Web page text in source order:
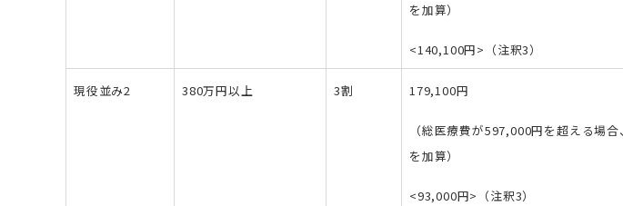
を加算）
<140,100円>（注釈3）
現役並み2 380万円以上 3割 179,100円
（総医療費が597,000円を超える場
を加算）
<93,000円>（注釈3）